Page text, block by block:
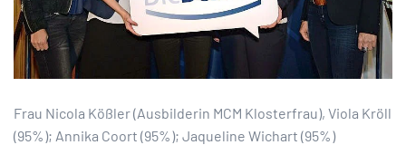
Frau Nicola Kößler (Ausbilderin MCM Klosterfrau), Viola Kröll
(95%); Annika Coort (95%); Jaqueline Wichart (95%)